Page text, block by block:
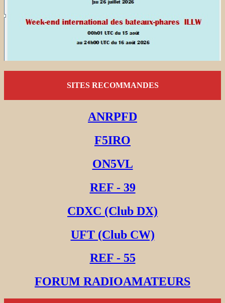
SITES RECOMMANDES
ANRPFD
F5IRO
ON5VL
REF - 39
CDXC (Club DX)
UFT (Club CW)
REF - 55
FORUM RADIOAMATEURS